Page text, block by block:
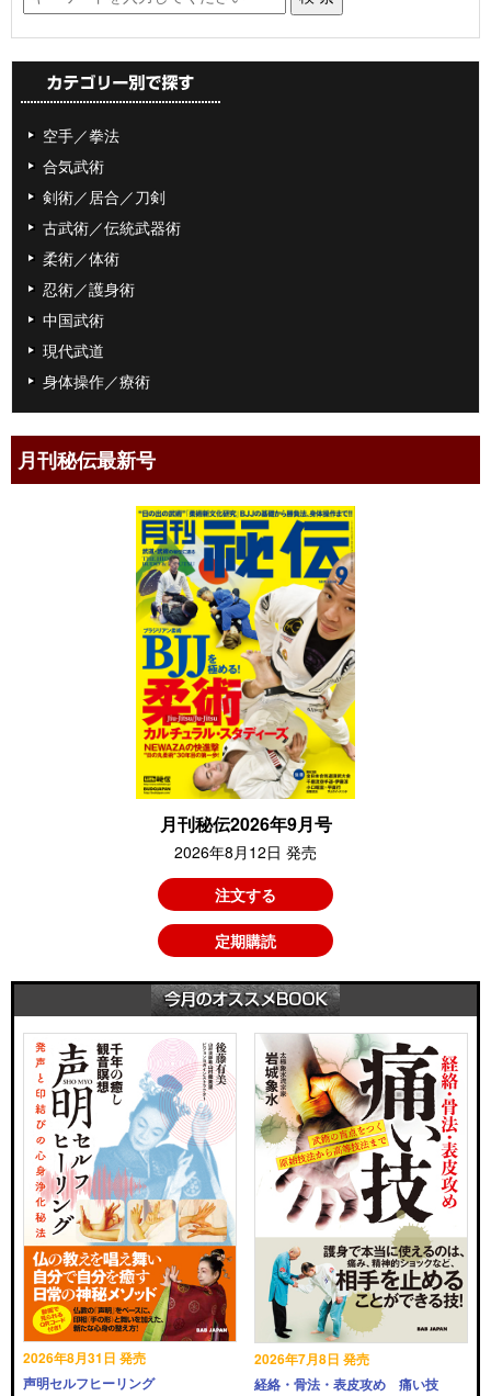
空手／拳法
合気武術
剣術／居合／刀剣
古武術／伝統武器術
柔術／体術
忍術／護身術
中国武術
現代武道
身体操作／療術
月刊秘伝最新号
月刊秘伝2026年9月号
2026年8月12日 発売
注文する
定期購読
2026年8月31日 発売
声明セルフヒーリング
2026年7月8日 発売
経絡・骨法・表皮攻め 痛い技